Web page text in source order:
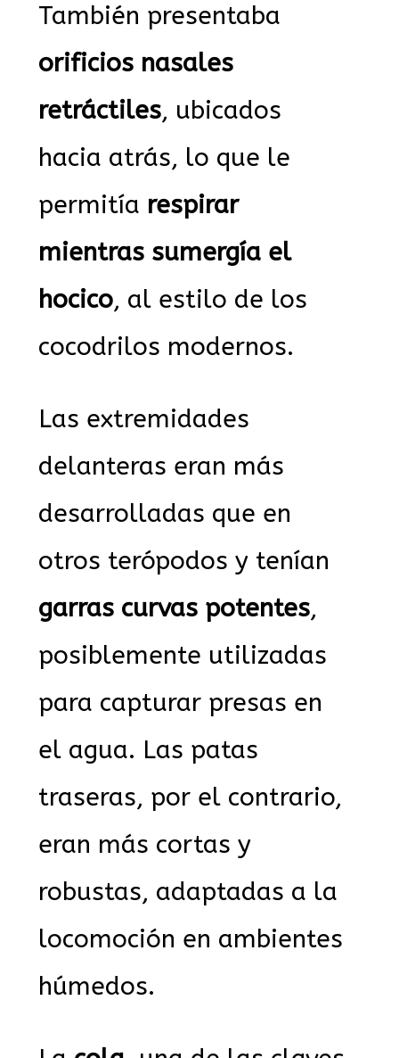
También presentaba
orificios nasales
retráctiles, ubicados
hacia atrás, lo que le
permitía respirar
mientras sumergía el
hocico, al estilo de los
cocodrilos modernos.
Las extremidades
delanteras eran más
desarrolladas que en
otros terópodos y tenían
garras curvas potentes,
posiblemente utilizadas
para capturar presas en
el agua. Las patas
traseras, por el contrario,
eran más cortas y
robustas, adaptadas a la
locomoción en ambientes
húmedos.